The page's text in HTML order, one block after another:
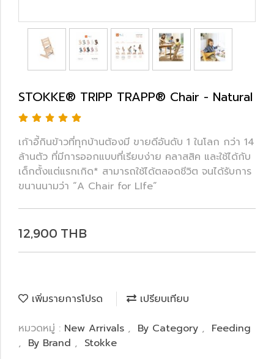
STOKKE® TRIPP TRAPP® Chair - Natural
เก้าอี้กินข้าวที่ทุกบ้านต้องมี ขายดีอันดับ 1 ในโลก กว่า 14
ล้านตัว ที่มีการออกแบบที่เรียบง่าย คลาสสิค และใช้ได้กับ
เด็กตั้งแต่แรกเกิด* สามารถใช้ได้ตลอดชีวิต จนได้รับการ
ขนานนามว่า “A Chair for LIfe”
12,900 THB
เพิ่มรายการโปรด
เปรียบเทียบ
หมวดหมู่ : New Arrivals , By Category , Feeding
, By Brand , Stokke